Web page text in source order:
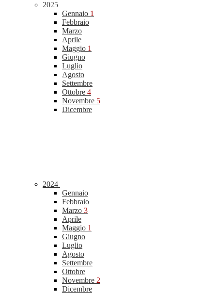
2025
Gennaio 1
Febbraio
Marzo
Aprile
Maggio 1
Giugno
Luglio
Agosto
Settembre
Ottobre 4
Novembre 5
Dicembre
2024
Gennaio
Febbraio
Marzo 3
Aprile
Maggio 1
Giugno
Luglio
Agosto
Settembre
Ottobre
Novembre 2
Dicembre